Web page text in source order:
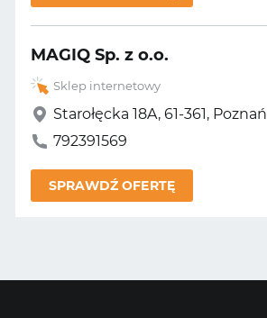
MAGIQ Sp. z o.o.
Sklep internetowy
Starołęcka 18A, 61-361, Poznań
792391569
SPRAWDŹ OFERTĘ